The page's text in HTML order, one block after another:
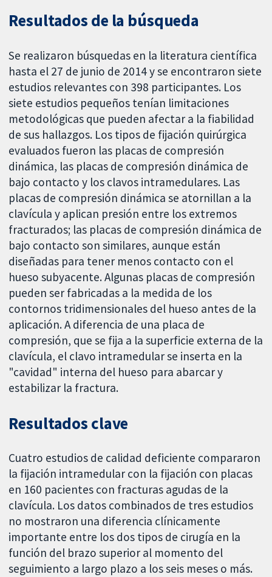
Resultados de la búsqueda
Se realizaron búsquedas en la literatura científica
hasta el 27 de junio de 2014 y se encontraron siete
estudios relevantes con 398 participantes. Los
siete estudios pequeños tenían limitaciones
metodológicas que pueden afectar a la fiabilidad
de sus hallazgos. Los tipos de fijación quirúrgica
evaluados fueron las placas de compresión
dinámica, las placas de compresión dinámica de
bajo contacto y los clavos intramedulares. Las
placas de compresión dinámica se atornillan a la
clavícula y aplican presión entre los extremos
fracturados; las placas de compresión dinámica de
bajo contacto son similares, aunque están
diseñadas para tener menos contacto con el
hueso subyacente. Algunas placas de compresión
pueden ser fabricadas a la medida de los
contornos tridimensionales del hueso antes de la
aplicación. A diferencia de una placa de
compresión, que se fija a la superficie externa de la
clavícula, el clavo intramedular se inserta en la
"cavidad" interna del hueso para abarcar y
estabilizar la fractura.
Resultados clave
Cuatro estudios de calidad deficiente compararon
la fijación intramedular con la fijación con placas
en 160 pacientes con fracturas agudas de la
clavícula. Los datos combinados de tres estudios
no mostraron una diferencia clínicamente
importante entre los dos tipos de cirugía en la
función del brazo superior al momento del
seguimiento a largo plazo a los seis meses o más.